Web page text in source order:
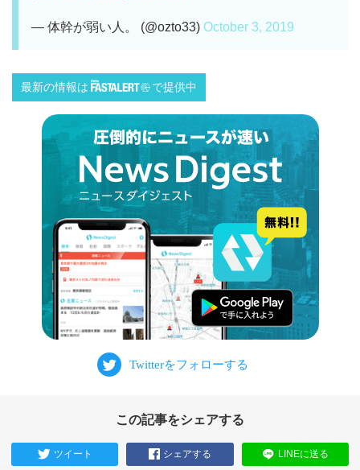
— 体幹が弱い人。 (@ozto33) October 3, 2019
最新の情報は で提供中
この記事をシェアする
ツイート シェアする LINEに送る